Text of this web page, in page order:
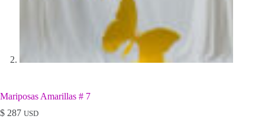
Mariposas Amarillas # 7
$ 287 USD